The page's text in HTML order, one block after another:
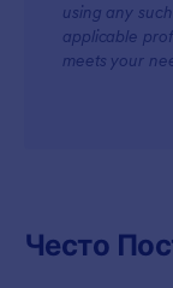
using any
applicable
meets your
Често